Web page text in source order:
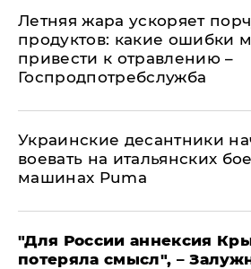
Летняя жара ускоряет
продуктов: какие ошибки
привести к отравлению –
Госпродпотребслужба
Украинские десантники
воевать на итальянских
машинах Puma
"Для России аннексия
потеряла смысл", –